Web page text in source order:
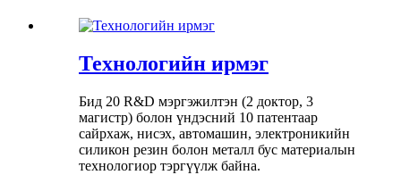
Технологийн ирмэг
Бид 20 R&D мэргэжилтэн (2 доктор, 3
магистр) болон үндэсний 10 патентаар
сайрхаж, нисэх, автомашин, электроникийн
силикон резин болон металл бус материалын
технологиор тэргүүлж байна.